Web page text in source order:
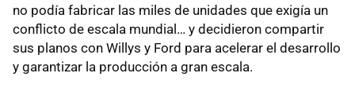
no podía fabricar las miles de unidades que exigía un
conflicto de escala mundial… y decidieron compartir
sus planos con Willys y Ford para acelerar el desarrollo
y garantizar la producción a gran escala.